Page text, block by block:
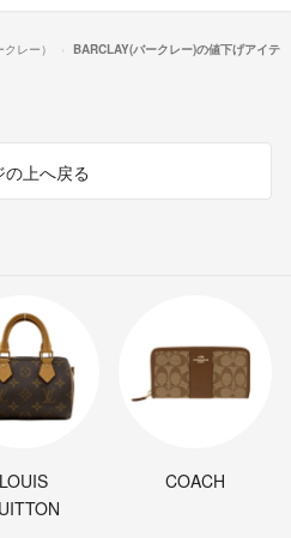
レー）
BARCLAY(バークレー)の値下げアイテ
の上へ戻る
LOUIS
COACH